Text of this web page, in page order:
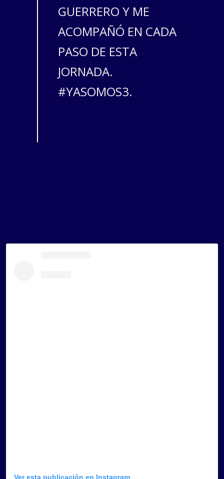
GUERRERO Y ME
ACOMPAÑÓ EN CADA
PASO DE ESTA
JORNADA.
#YASOMOS3.
Ver esta publicación en Instagram